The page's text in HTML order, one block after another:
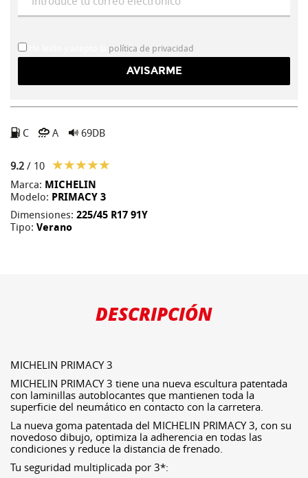
política de privacidad
C A 69DB
9.2 / 10
Marca: MICHELIN
Modelo: PRIMACY 3
Dimensiones: 225/45 R17 91Y
Tipo: Verano
DESCRIPCIÓN
MICHELIN PRIMACY 3
MICHELIN PRIMACY 3 tiene una nueva escultura patentada
con laminillas autoblocantes que mantienen toda la
superficie del neumático en contacto con la carretera.
La nueva goma patentada del MICHELIN PRIMACY 3, con su
novedoso dibujo, optimiza la adherencia en todas las
condiciones y reduce la distancia de frenado.
Tu seguridad multiplicada por 3*: